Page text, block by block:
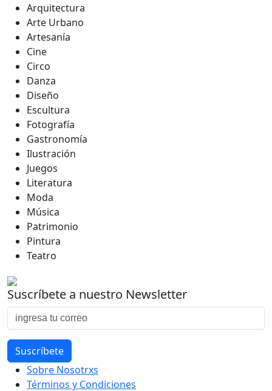
Arquitectura
Arte Urbano
Artesanía
Cine
Circo
Danza
Diseño
Escultura
Fotografía
Gastronomía
Ilustración
Juegos
Literatura
Moda
Música
Patrimonio
Pintura
Teatro
Suscríbete a nuestro Newsletter
Sobre Nosotrxs
Términos y Condiciones